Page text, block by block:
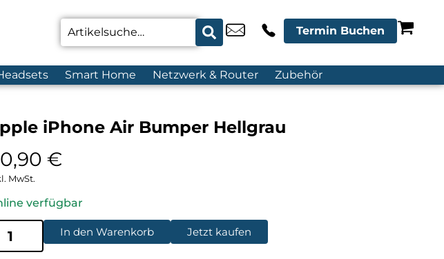
Termin Buchen
Smart Home Netzwerk & Router Zubehör
iPhone Air Bumper Hellgrau
€
MwSt.
verfügbar
In den Warenkorb Jetzt kaufen